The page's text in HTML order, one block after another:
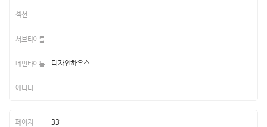
디자인하우스
33